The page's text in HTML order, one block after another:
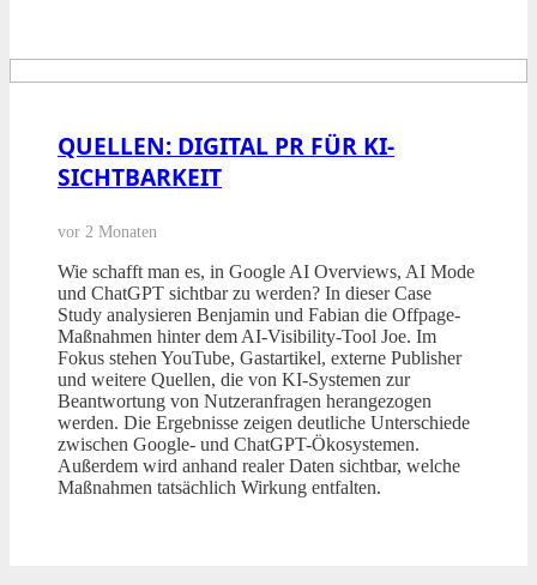
QUELLEN: DIGITAL PR FÜR KI-
SICHTBARKEIT
vor 2 Monaten
Wie schafft man es, in Google AI Overviews, AI Mode
und ChatGPT sichtbar zu werden? In dieser Case
Study analysieren Benjamin und Fabian die Offpage-
Maßnahmen hinter dem AI-Visibility-Tool Joe. Im
Fokus stehen YouTube, Gastartikel, externe Publisher
und weitere Quellen, die von KI-Systemen zur
Beantwortung von Nutzeranfragen herangezogen
werden. Die Ergebnisse zeigen deutliche Unterschiede
zwischen Google- und ChatGPT-Ökosystemen.
Außerdem wird anhand realer Daten sichtbar, welche
Maßnahmen tatsächlich Wirkung entfalten.